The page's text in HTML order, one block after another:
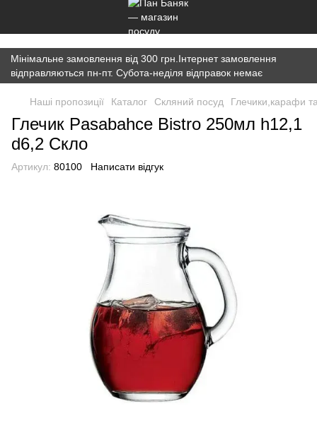
})(window,document,'script','dataLayer','GTM-K7JWBM2W');
Мінімальне замовлення від 300 грн.Інтернет замовлення
відправляються пн-пт. Субота-неділя відправок немає
Наші пропозиції Каталог Скляний посуд Глечики,карафи
Глечик Pasabahce Bistro 250мл h12,1
d6,2 Скло
Артикул: 80100 Написати відгук